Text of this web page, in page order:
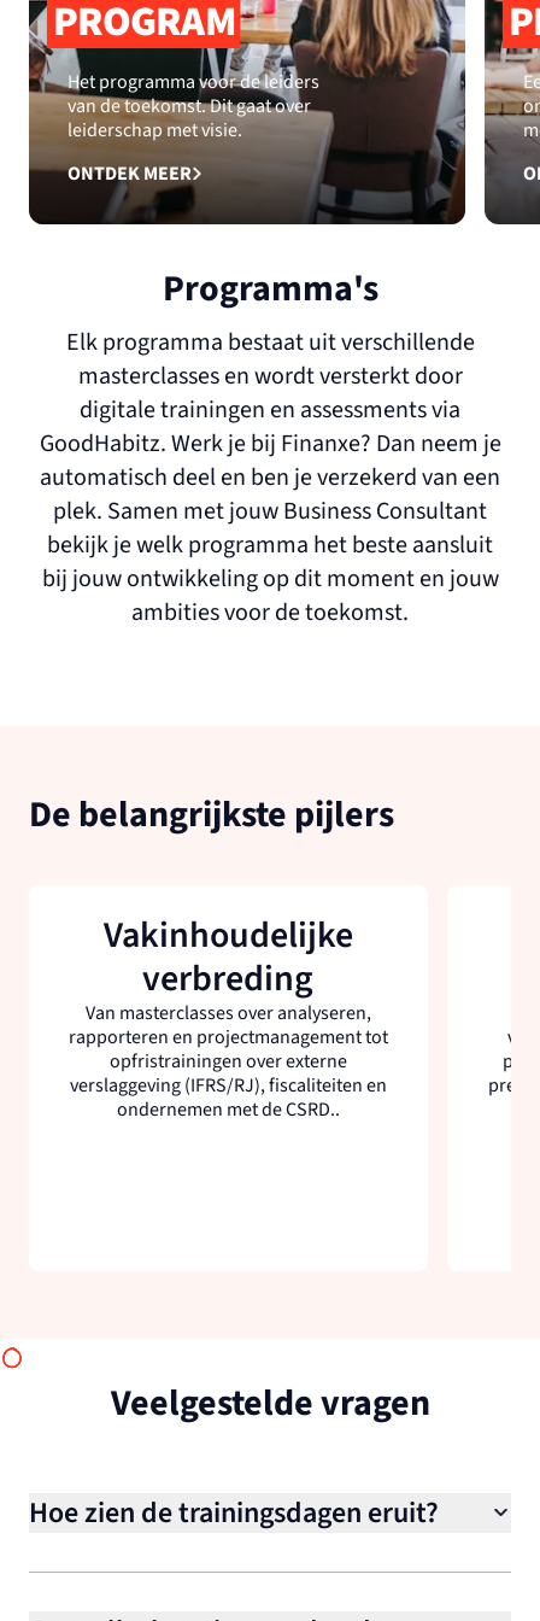
PROGRAM
Het programma voor de leiders
van de toekomst. Dit gaat over
leiderschap met visie.
ONTDEK MEER
Programma's
Elk programma bestaat uit verschillende
masterclasses en wordt versterkt door
digitale trainingen en assessments via
GoodHabitz. Werk je bij Finanxe? Dan neem je
automatisch deel en ben je verzekerd van een
plek. Samen met jouw Business Consultant
bekijk je welk programma het beste aansluit
bij jouw ontwikkeling op dit moment en jouw
ambities voor de toekomst.
De belangrijkste pijlers
Vakinhoudelijke
verbreding
Van masterclasses over analyseren,
rapporteren en projectmanagement tot
opfristrainingen over externe
verslaggeving (IFRS/RJ), fiscaliteiten en
ondernemen met de CSRD..
Veelgestelde vragen
Hoe zien de trainingsdagen eruit?
De trainingen bestaan uit een ochtenddeel-,
middagdeel- of een hele dag. Tussendoor is er